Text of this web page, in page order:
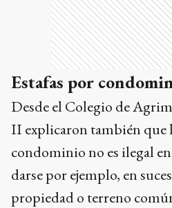
Estafas por
Desde el Colegio de
II explicaron también que
condominio no es ilegal
darse por ejemplo, en
propiedad o terreno